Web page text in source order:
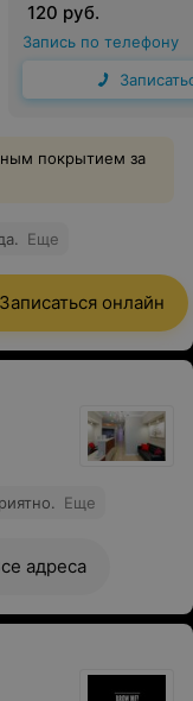
120 руб.
Запись по телефону
покрытием за
Еще
Записаться онлайн
Еще
адреса